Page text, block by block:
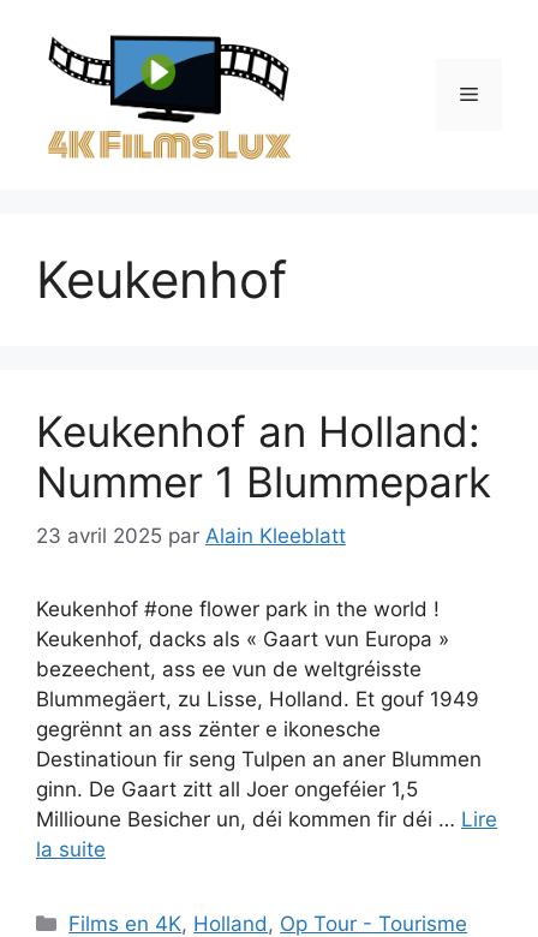
contenu
Menu
Keukenhof
Keukenhof an Holland:
Nummer 1 Blummepark
23 avril 2025 par Alain Kleeblatt
Keukenhof #one flower park in the world !
Keukenhof, dacks als « Gaart vun Europa »
bezeechent, ass ee vun de weltgréisste
Blummegäert, zu Lisse, Holland. Et gouf 1949
gegrënnt an ass zënter e ikonesche
Destinatioun fir seng Tulpen an aner Blummen
ginn. De Gaart zitt all Joer ongeféier 1,5
Millioune Besicher un, déi kommen fir déi … Lire
la suite
Catégories
Films en 4K, Holland , Op Tour - Tourisme